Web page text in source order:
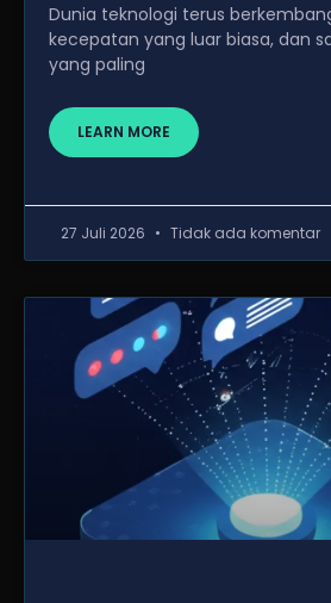
Dunia teknologi terus
kecepatan yang luar biasa, dan
yang paling
LEARN MORE
27 Juli 2026 Tidak ada komentar